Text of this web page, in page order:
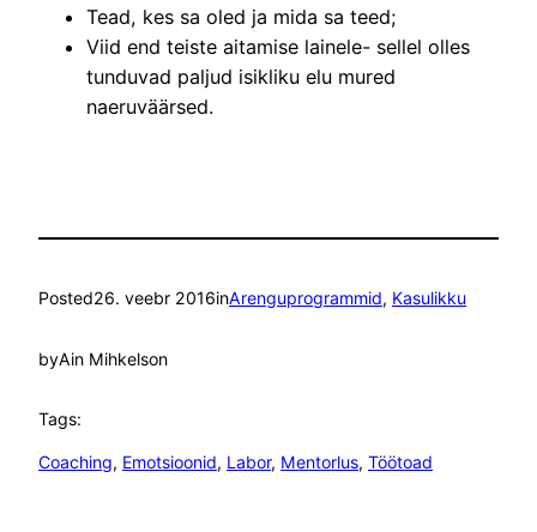
Tead, kes sa oled ja mida sa teed;
Viid end teiste aitamise lainele- sellel olles
tunduvad paljud isikliku elu mured
naeruväärsed.
Posted26. veebr 2016inArenguprogrammid, Kasulikku
byAin Mihkelson
Tags:
Coaching, Emotsioonid, Labor, Mentorlus, Töötoad